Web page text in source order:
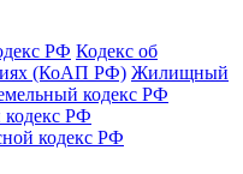
РФ Кодекс об
(КоАП РФ) Жилищный
кодекс РФ
РФ
кодекс РФ